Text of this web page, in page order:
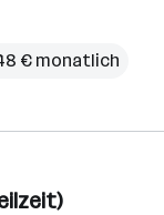
€ monatlich